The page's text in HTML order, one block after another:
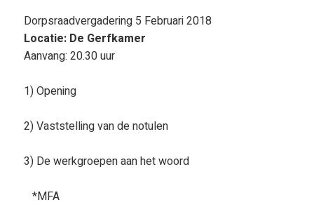
Dorpsraadvergadering 5 Februari 2018
Locatie: De Gerfkamer
Aanvang: 20.30 uur
1) Opening
2) Vaststelling van de notulen
3) De werkgroepen aan het woord
*MFA